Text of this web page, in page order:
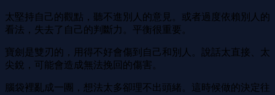
太堅持自己的觀點，聽不進別人的意見。或者過度依賴別人的
看法，失去了自己的判斷力。平衡很重要。
寶劍是雙刃的，用得不好會傷到自己和別人。說話太直接、太
尖銳，可能會造成無法挽回的傷害。
腦袋裡亂成一團，想法太多卻理不出頭緒。這時候做的決定往